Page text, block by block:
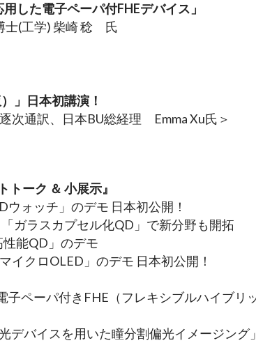
した電子ペーパ付FHEデバイス」
(工学) 柴崎 稔　氏
」日本初講演！
次通訳、日本BU総経理　Emma Xu氏＞
ーク ＆ 小展示』
ォッチ」のデモ 日本初公開！
カプセル化QD」で新分野も開拓
QD」のデモ
イクロOLED」のデモ 日本初公開！
ペーパ付きFHE（フレキシブルハイブリ
バイスを用いた瞳分割偏光イメージング」